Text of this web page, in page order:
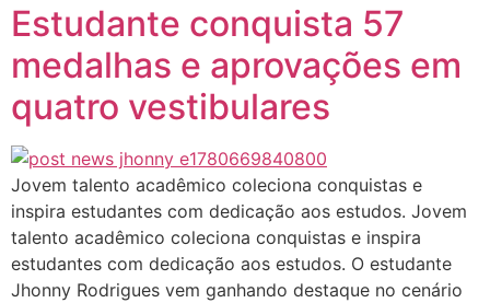
Estudante conquista 57
medalhas e aprovações em
quatro vestibulares
Jovem talento acadêmico coleciona conquistas e
inspira estudantes com dedicação aos estudos. Jovem
talento acadêmico coleciona conquistas e inspira
estudantes com dedicação aos estudos. O estudante
Jhonny Rodrigues vem ganhando destaque no cenário